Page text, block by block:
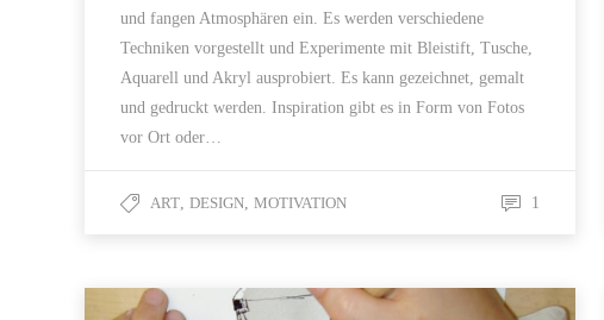
und fangen Atmosphären ein. Es werden verschiedene
Techniken vorgestellt und Experimente mit Bleistift, Tusche,
Aquarell und Akryl ausprobiert. Es kann gezeichnet, gemalt
und gedruckt werden. Inspiration gibt es in Form von Fotos
vor Ort oder…
ART, DESIGN, MOTIVATION 1